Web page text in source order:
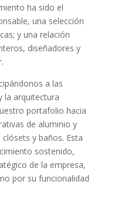
ha sido el
una selección
y una relación
diseñadores y
a las
la arquitectura
portafolio hacia
de aluminio y
y baños. Esta
sostenido,
de la empresa,
por su funcionalidad